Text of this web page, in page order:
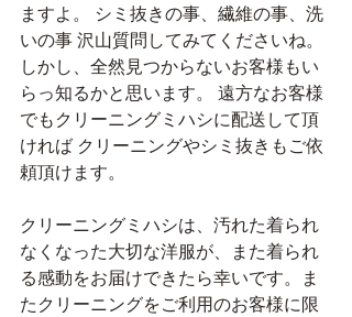
ますよ。 シミ抜きの事、繊維の事、洗
いの事 沢山質問してみてくださいね。
しかし、全然見つからないお客様もい
らっ知るかと思います。 遠方なお客様
でもクリーニングミハシに配送して頂
ければ クリーニングやシミ抜きもご依
頼頂けます。
クリーニングミハシは、汚れた着られ
なくなった大切な洋服が、また着られ
る感動をお届けできたら幸いです。ま
たクリーニングをご利用のお客様に限